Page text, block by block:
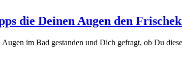
die Deinen Augen den
im Bad gestanden und Dich gefragt, ob Du